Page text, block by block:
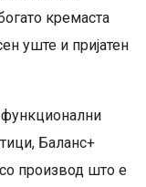
кремаста
уште и пријатен
Баланс+
производ што е